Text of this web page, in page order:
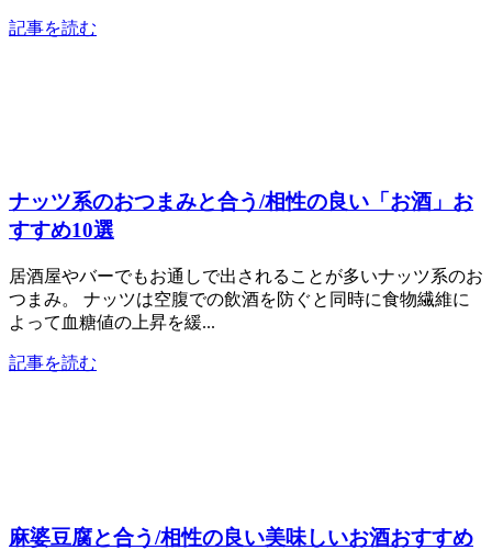
記事を読む
ナッツ系のおつまみと合う/相性の良い「お酒」お
すすめ10選
居酒屋やバーでもお通しで出されることが多いナッツ系のお
つまみ。 ナッツは空腹での飲酒を防ぐと同時に食物繊維に
よって血糖値の上昇を緩...
記事を読む
麻婆豆腐と合う/相性の良い美味しいお酒おすすめ